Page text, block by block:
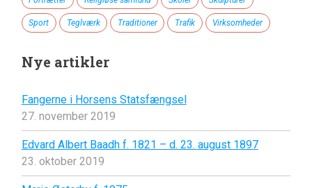
Sport Teglværk Traditioner Trafik Virksomheder
Nye artikler
Fangerne i Horsens Statsfængsel
27. november 2019
Edvard Albert Baadh f. 1821 – d. 23. august 1897
23. oktober 2019